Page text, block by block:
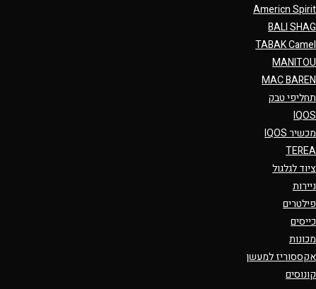
Americn Spirit
BALI SHAG
TABAK Camel
MANITOU
MAC BAREN
תחליפי טבק
IQOS
מכשיר IQOS
TEREA
ציוד לגלגול
ניירות
פילטרים
כייסים
מכונות
אקססוריז למעשן
קונוסים